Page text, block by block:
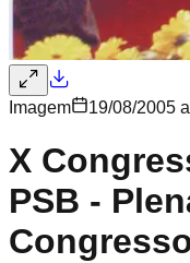
Imagem 19/08/2005
X
PSB -